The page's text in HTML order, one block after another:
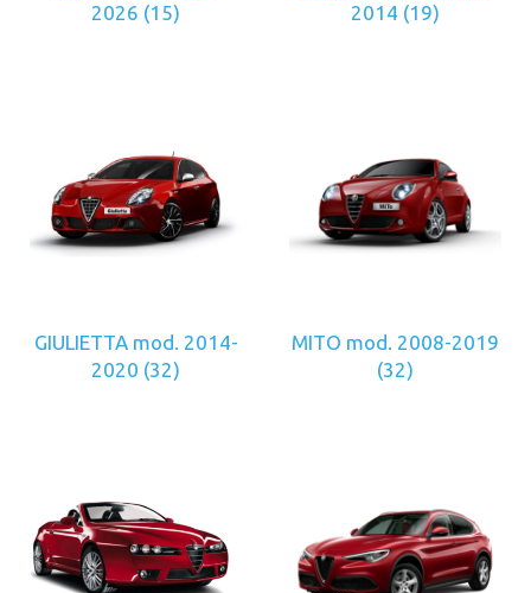
2026 (15)
2014 (19)
GIULIETTA mod. 2014-
2020 (32)
MITO mod. 2008-2019
(32)